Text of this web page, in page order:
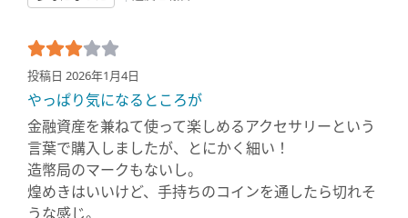
投稿日 2026年1月4日
やっぱり気になるところが
金融資産を兼ねて使って楽しめるアクセサリーという
言葉で購入しましたが、とにかく細い！
造幣局のマークもないし。
煌めきはいいけど、手持ちのコインを通したら切れそ
うな感じ。